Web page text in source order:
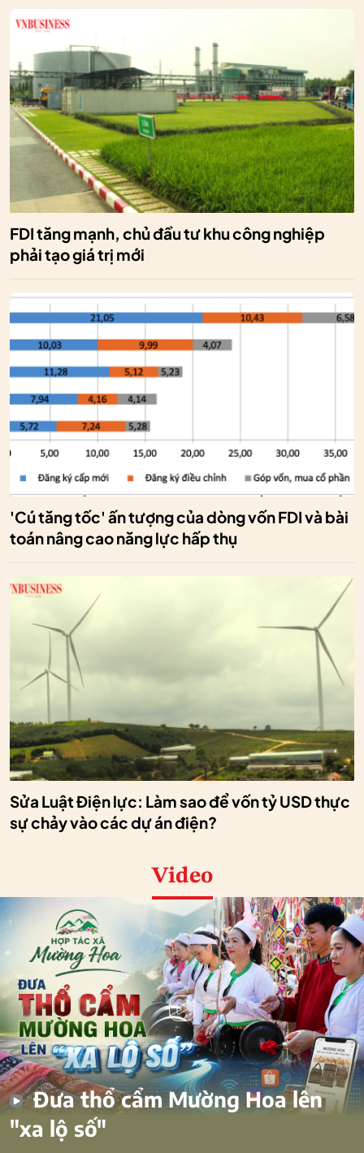
FDI tăng mạnh, chủ đầu tư khu công nghiệp
phải tạo giá trị mới
'Cú tăng tốc' ấn tượng của dòng vốn FDI và bài
toán nâng cao năng lực hấp thụ
Sửa Luật Điện lực: Làm sao để vốn tỷ USD thực
sự chảy vào các dự án điện?
Video
Đưa thổ cẩm Mường Hoa lên
"xa lộ số"